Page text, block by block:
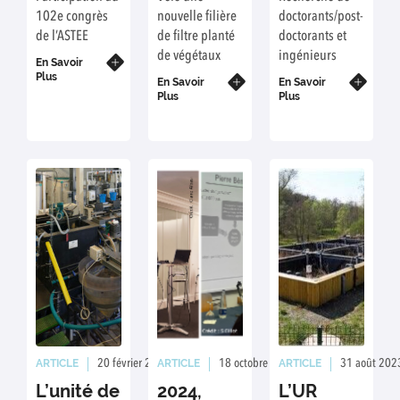
de
l’ASTEE
102e congrès
de l’ASTEE
En Savoir
Plus
développer
une
nouvelle
génération
de filtres
plantés
nouvelle filière
de filtre planté
de végétaux
En Savoir
Plus
recrute
doctorants/post-
doctorants et
ingénieurs
En Savoir
Plus
ARTICLE 20 février 2026 Rédaction : Jean-Marc Choubert
L’unité de
ARTICLE 18 octobre 2024 Rédaction : Sylvie
2024,
ARTICLE 31 août
L’UR